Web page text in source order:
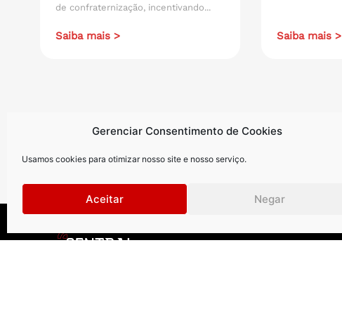
Gerenciar Consentimento de Cookies
Usamos cookies para otimizar nosso site e nosso serviço.
Aceitar Negar
de confraternização, incentivando...
Saiba mais > Saiba mais >